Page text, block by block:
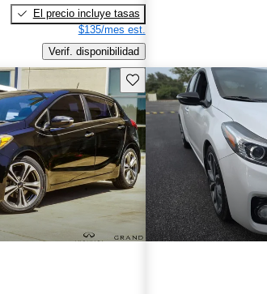
El precio incluye tasas
$135/mes est.
Verif. disponibilidad
Guarda este Aviso